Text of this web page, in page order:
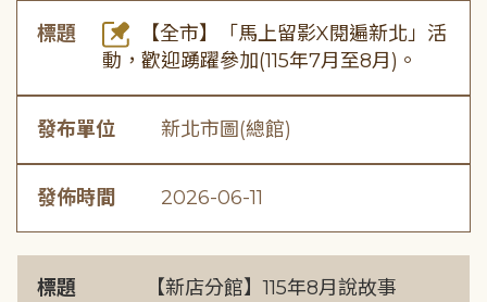
標題
【全市】「馬上留影X閱遍新北」活
動，歡迎踴躍參加(115年7月至8月)。
發布單位 新北市圖(總館)
發佈時間 2026-06-11
標題
【新店分館】115年8月說故事